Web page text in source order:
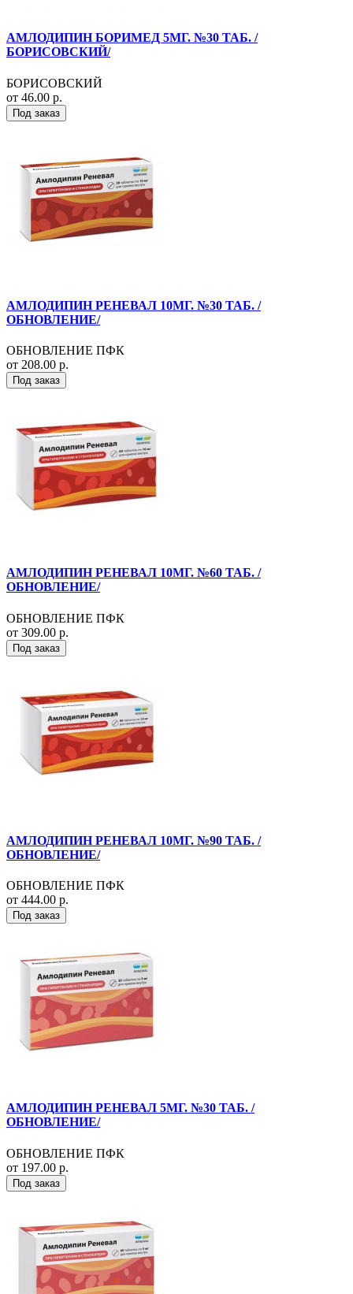
АМЛОДИПИН БОРИМЕД 5МГ. №30 ТАБ. /
БОРИСОВСКИЙ/
БОРИСОВСКИЙ
от 46.00 р.
Под заказ
АМЛОДИПИН РЕНЕВАЛ 10МГ. №30 ТАБ. /
ОБНОВЛЕНИЕ/
ОБНОВЛЕНИЕ ПФК
от 208.00 р.
Под заказ
АМЛОДИПИН РЕНЕВАЛ 10МГ. №60 ТАБ. /
ОБНОВЛЕНИЕ/
ОБНОВЛЕНИЕ ПФК
от 309.00 р.
Под заказ
АМЛОДИПИН РЕНЕВАЛ 10МГ. №90 ТАБ. /
ОБНОВЛЕНИЕ/
ОБНОВЛЕНИЕ ПФК
от 444.00 р.
Под заказ
АМЛОДИПИН РЕНЕВАЛ 5МГ. №30 ТАБ. /
ОБНОВЛЕНИЕ/
ОБНОВЛЕНИЕ ПФК
от 197.00 р.
Под заказ